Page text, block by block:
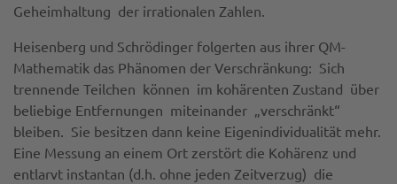
Geheimhaltung der irrationalen Zahlen.
Heisenberg und Schrödinger folgerten aus ihrer QM-
Mathematik das Phänomen der Verschränkung: Sich
trennende Teilchen können im kohärenten Zustand über
beliebige Entfernungen miteinander „verschränkt“
bleiben. Sie besitzen dann keine Eigenindividualität mehr.
Eine Messung an einem Ort zerstört die Kohärenz und
entlarvt instantan (d.h. ohne jeden Zeitverzug) die